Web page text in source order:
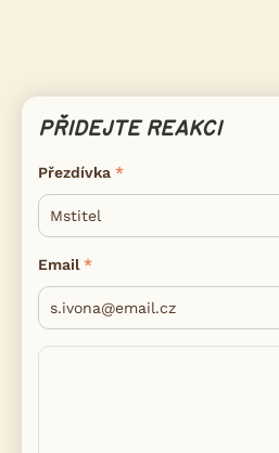
PŘIDEJTE REAKCI
Přezdívka
Email